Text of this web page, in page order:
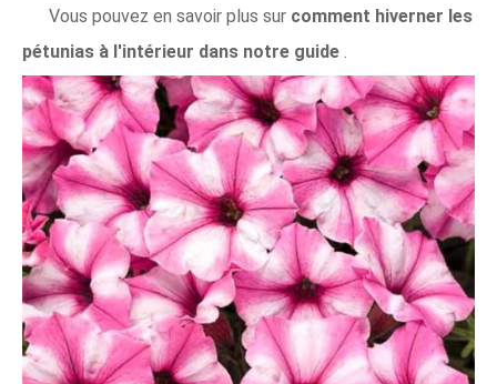
Vous pouvez en savoir plus sur comment hiverner les
pétunias à l'intérieur dans notre guide .